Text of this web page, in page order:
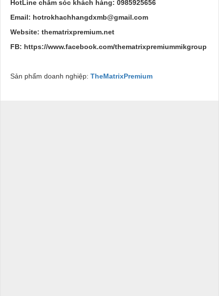
HotLine chăm sóc khách hàng: 0985925656
Email: hotrokhachhangdxmb@gmail.com
Website: thematrixpremium.net
FB: https://www.facebook.com/thematrixpremiummikgroup
Sản phẩm doanh nghiệp: TheMatrixPremium